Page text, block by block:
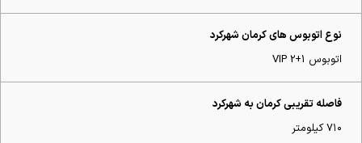
نوع اتوبوس های کرمان شهرکرد
اتوبوس VIP 2+1
فاصله تقریبی کرمان به شهرکرد
۷۱۰ کیلومتر